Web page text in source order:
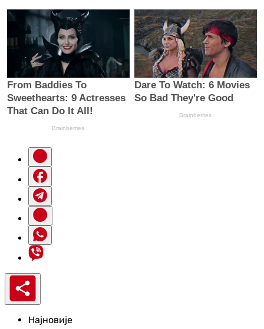
Најновије